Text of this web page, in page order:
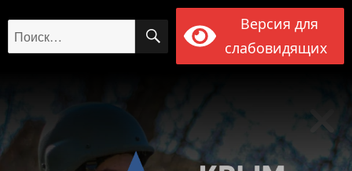
Искать: ПОИСК
Версия для
слабовидящих